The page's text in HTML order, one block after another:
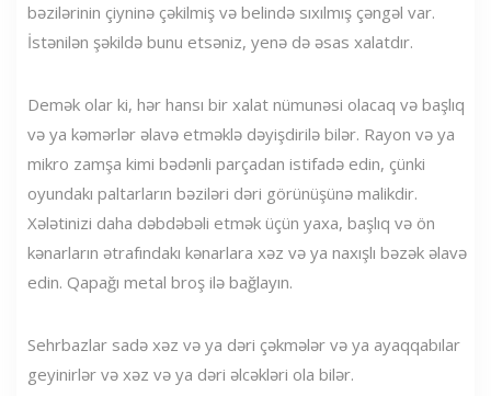
bəzilərinin çiyninə çəkilmiş və belində sıxılmış çəngəl var.
İstənilən şəkildə bunu etsəniz, yenə də əsas xalatdır.
Demək olar ki, hər hansı bir xalat nümunəsi olacaq və başlıq
və ya kəmərlər əlavə etməklə dəyişdirilə bilər. Rayon və ya
mikro zamşa kimi bədənli parçadan istifadə edin, çünki
oyundakı paltarların bəziləri dəri görünüşünə malikdir.
Xələtinizi daha dəbdəbəli etmək üçün yaxa, başlıq və ön
kənarların ətrafındakı kənarlara xəz və ya naxışlı bəzək əlavə
edin. Qapağı metal broş ilə bağlayın.
Sehrbazlar sadə xəz və ya dəri çəkmələr və ya ayaqqabılar
geyinirlər və xəz və ya dəri əlcəkləri ola bilər.